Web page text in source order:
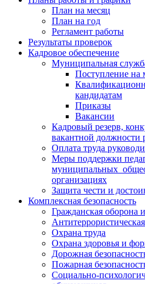
План на месяц
План на год
Регламент работы
Результаты проверок
Кадровое обеспечение
Муниципальная
Поступление на
кандидатам
Приказы
Вакансии
Кадровый резерв,
вакантной должности
Оплата труда
Меры поддержки
муниципальных
организациях
Защита чести и
Комплексная безопасность
Гражданская оборона
Охрана труда
Охрана здоровья и
Дорожная
Пожарная
Социально-